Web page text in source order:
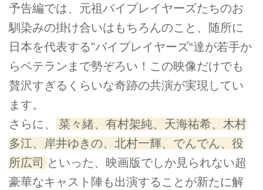
予告編では、元祖バイプレイヤーズたちのお
馴染みの掛け合いはもちろんのこと、随所に
日本を代表する"バイプレイヤーズ“達が若手か
らベテランまで勢ぞろい！この映像だけでも
贅沢すぎるくらいな奇跡の共演が実現してい
ます。
さらに、
菜々緒、有村架純、天海祐希、木村
多江、岸井ゆきの、北村一輝、でんでん、役
所広司 といった、映画版でしか見られない超
豪華なキャスト陣も出演することが新たに解